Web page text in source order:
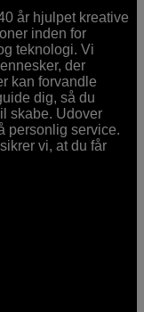
år hjulpet kreative
inden for
teknologi. Vi
der
kan forvandle
dig, så du
skabe. Udover
personlig service.
vi, at du får